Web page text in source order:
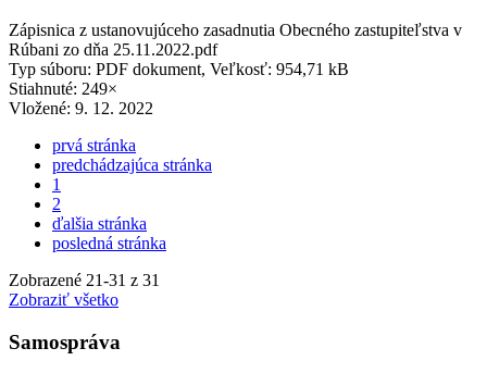
Zápisnica z ustanovujúceho zasadnutia Obecného zastupiteľstva v
Rúbani zo dňa 25.11.2022.pdf
Typ súboru: PDF dokument, Veľkosť: 954,71 kB
Stiahnuté: 249×
Vložené: 9. 12. 2022
prvá stránka
predchádzajúca stránka
1
2
ďalšia stránka
posledná stránka
Zobrazené 21-31 z 31
Zobraziť všetko
Samospráva